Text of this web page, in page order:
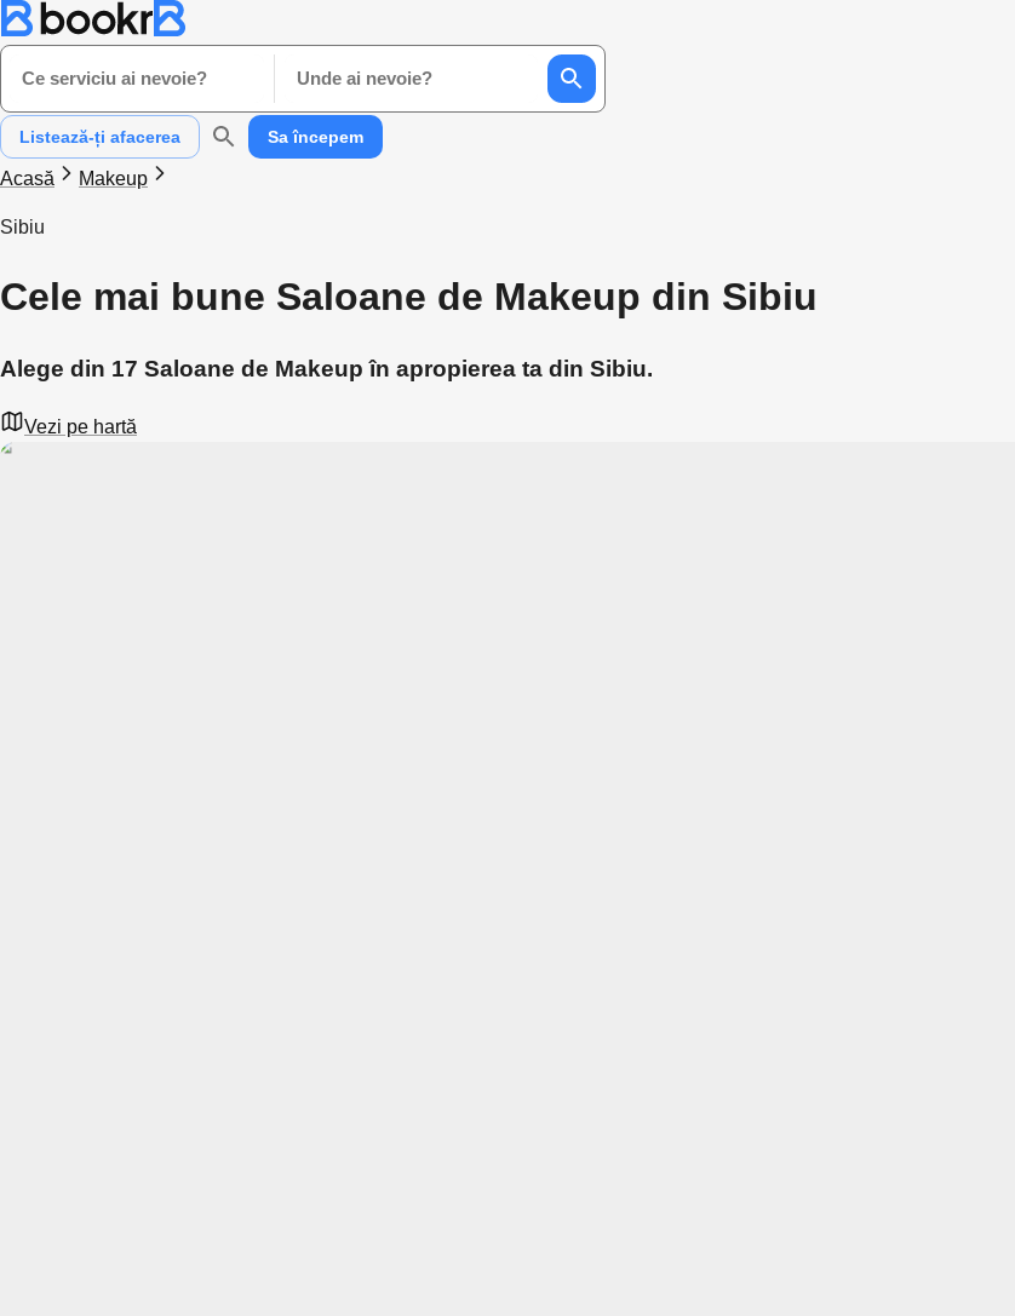
Ce serviciu ai nevoie? Unde ai nevoie?
Listează-ți afacerea Sa începem
Acasă Makeup
Sibiu
Cele mai bune Saloane de Makeup din Sibiu
Alege din 17 Saloane de Makeup în apropierea ta din Sibiu.
Vezi pe hartă